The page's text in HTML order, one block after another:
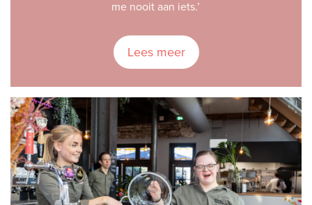
me nooit aan iets.’
Lees meer